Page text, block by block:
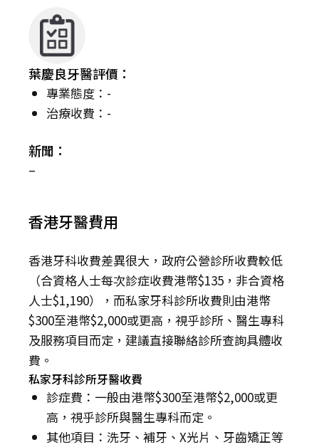
葉慶良牙醫評價：
專業態度：-
治療收費：-
新聞：
–
香港牙醫費用
香港牙科收費差異很大，政府公營診所收費較低
（合資格人士每次診症收費港幣$135，非合資格
人士$1,190），而私家牙科診所收費則由港幣
$300至港幣$2,000或更高，視乎診所、醫生專科
及服務項目而定，建議直接聯絡診所查詢具體收
費。
私家牙科診所牙醫收費
診症費：一般由港幣$300至港幣$2,000或更
高，視乎診所與醫生專科而定。
其他項目：洗牙、補牙、X光片、牙齒矯正等